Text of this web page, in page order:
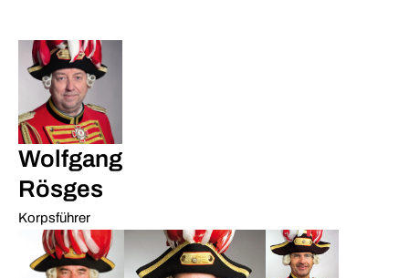
Wolfgang
Rösges
Korpsführer